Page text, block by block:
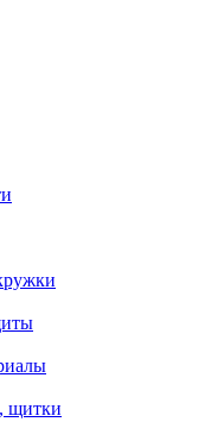
щитки